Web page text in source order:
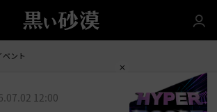
ベント
12:00